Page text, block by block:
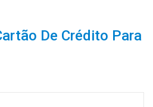
De Crédito Para